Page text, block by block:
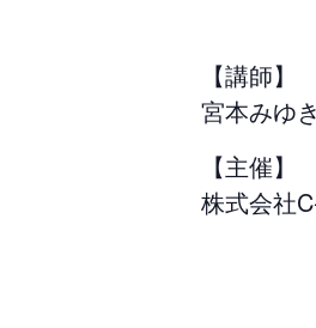
【講師】
宮本みゆ
【主催】
株式会社